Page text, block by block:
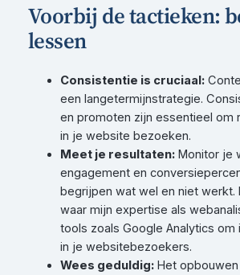
Voorbij de tactieken:
lessen
Consistentie is cruciaal:
een langetermijnstrategie.
en promoten zijn essentieel om
in je website bezoeken.
Meet je resultaten:Monitor je
engagement en
begrijpen wat wel en niet werkt.
waar mijn expertise als
tools zoals Google Analytics om
in je websitebezoekers.
Wees geduldig:Het opbouwen